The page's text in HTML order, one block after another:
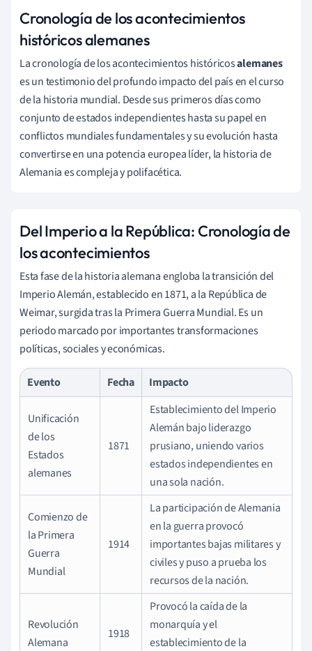
Cronología de los acontecimientos
históricos alemanes
La cronología de los acontecimientos históricosalemanes
es un testimonio del profundo impacto del país en el curso
de la historia mundial. Desde sus primeros días como
conjunto de estados independientes hasta su papel en
conflictos mundiales fundamentales y su evolución hasta
convertirse en una potencia europea líder, la historia de
Alemania es compleja y polifacética.
Del Imperio a la República: Cronología de
los acontecimientos
Esta fase de la historia alemana engloba la transición del
Imperio Alemán, establecido en 1871, a la República de
Weimar, surgida tras la Primera Guerra Mundial. Es un
periodo marcado por importantes transformaciones
políticas, sociales y económicas.
Evento Fecha Impacto
Unificación
de los
Estados
alemanes
1871
Establecimiento del Imperio
Alemán bajo liderazgo
prusiano, uniendo varios
estados independientes en
una sola nación.
Comienzo de
la Primera
Guerra
Mundial
1914
La participación de Alemania
en la guerra provocó
importantes bajas militares y
civiles y puso a prueba los
recursos de la nación.
Revolución
Alemana
1918
Provocó la caída de la
monarquía y el
establecimiento de la